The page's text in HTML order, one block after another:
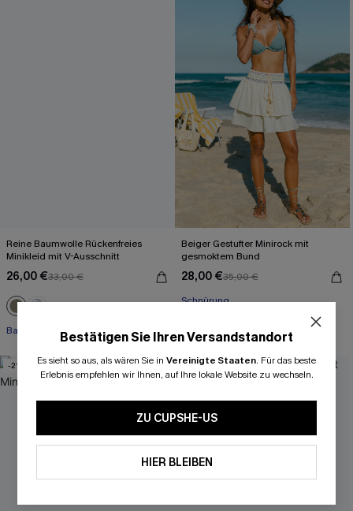
Reine Baumwolle Rückenfreies
Minikleid mit V-Ausschnitt
26,00 €33,00 €
Baumwolle
Beiger Gestufter Minirock mit
gesmoktem Bund
28,00 €35,00 €
Schnürung
-21% -20%
Bestätigen Sie Ihren Versandstandort
Es sieht so aus, als wären Sie in Vereinigte Staaten. Für das beste
Erlebnis empfehlen wir Ihnen, auf Ihre lokale Website zu wechseln.
ZU CUPSHE-US
HIER BLEIBEN